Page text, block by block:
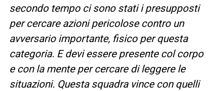
secondo tempo ci sono stati i presupposti
per cercare azioni pericolose contro un
avversario importante, fisico per questa
categoria. E devi essere presente col corpo
e con la mente per cercare di leggere le
situazioni. Questa squadra vince con quelli